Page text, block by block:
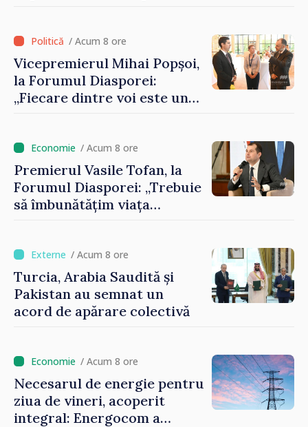
/ Acum 8 ore
Vicepremierul Mihai Popșoi,
la Forumul Diasporei:
„Fiecare dintre voi este un
imaginii Republicii Moldova”
/ Acum 8 ore
Premierul Vasile Tofan, la
Forumul Diasporei: „Trebuie
să îmbunătățim viața
/ Acum 8 ore
Turcia, Arabia Saudită și
Pakistan au semnat un
acord de apărare colectivă
/ Acum 8 ore
Necesarul de energie pentru
ziua de vineri, acoperit
integral: Energocom a